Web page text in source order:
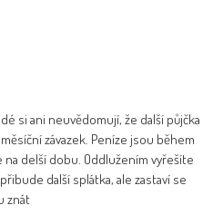
si ani neuvědomují, že další půjčka
závazek. Peníze jsou během
na delší dobu. Oddlužením vyřešíte
další splátka, ale zastaví se
znát